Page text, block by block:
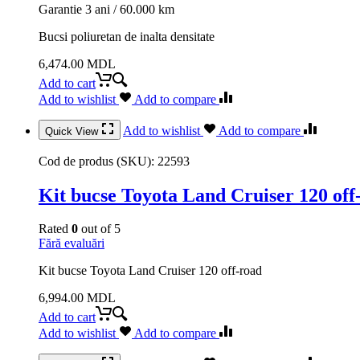
Garantie 3 ani / 60.000 km
Bucsi poliuretan de inalta densitate
6,474.00 MDL
Add to cart
Add to wishlist
Add to compare
Quick View Add to wishlist Add to compare
Cod de produs (SKU): 22593
Kit bucse Toyota Land Cruiser 120
Rated 0 out of 5
Fără evaluări
Kit bucse Toyota Land Cruiser 120 off-road
6,994.00 MDL
Add to cart
Add to wishlist
Add to compare